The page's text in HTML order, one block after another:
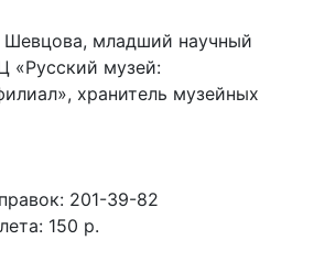
Шевцова, младший научный
«Русский музей:
хранитель музейных
201-39-82
150 р.